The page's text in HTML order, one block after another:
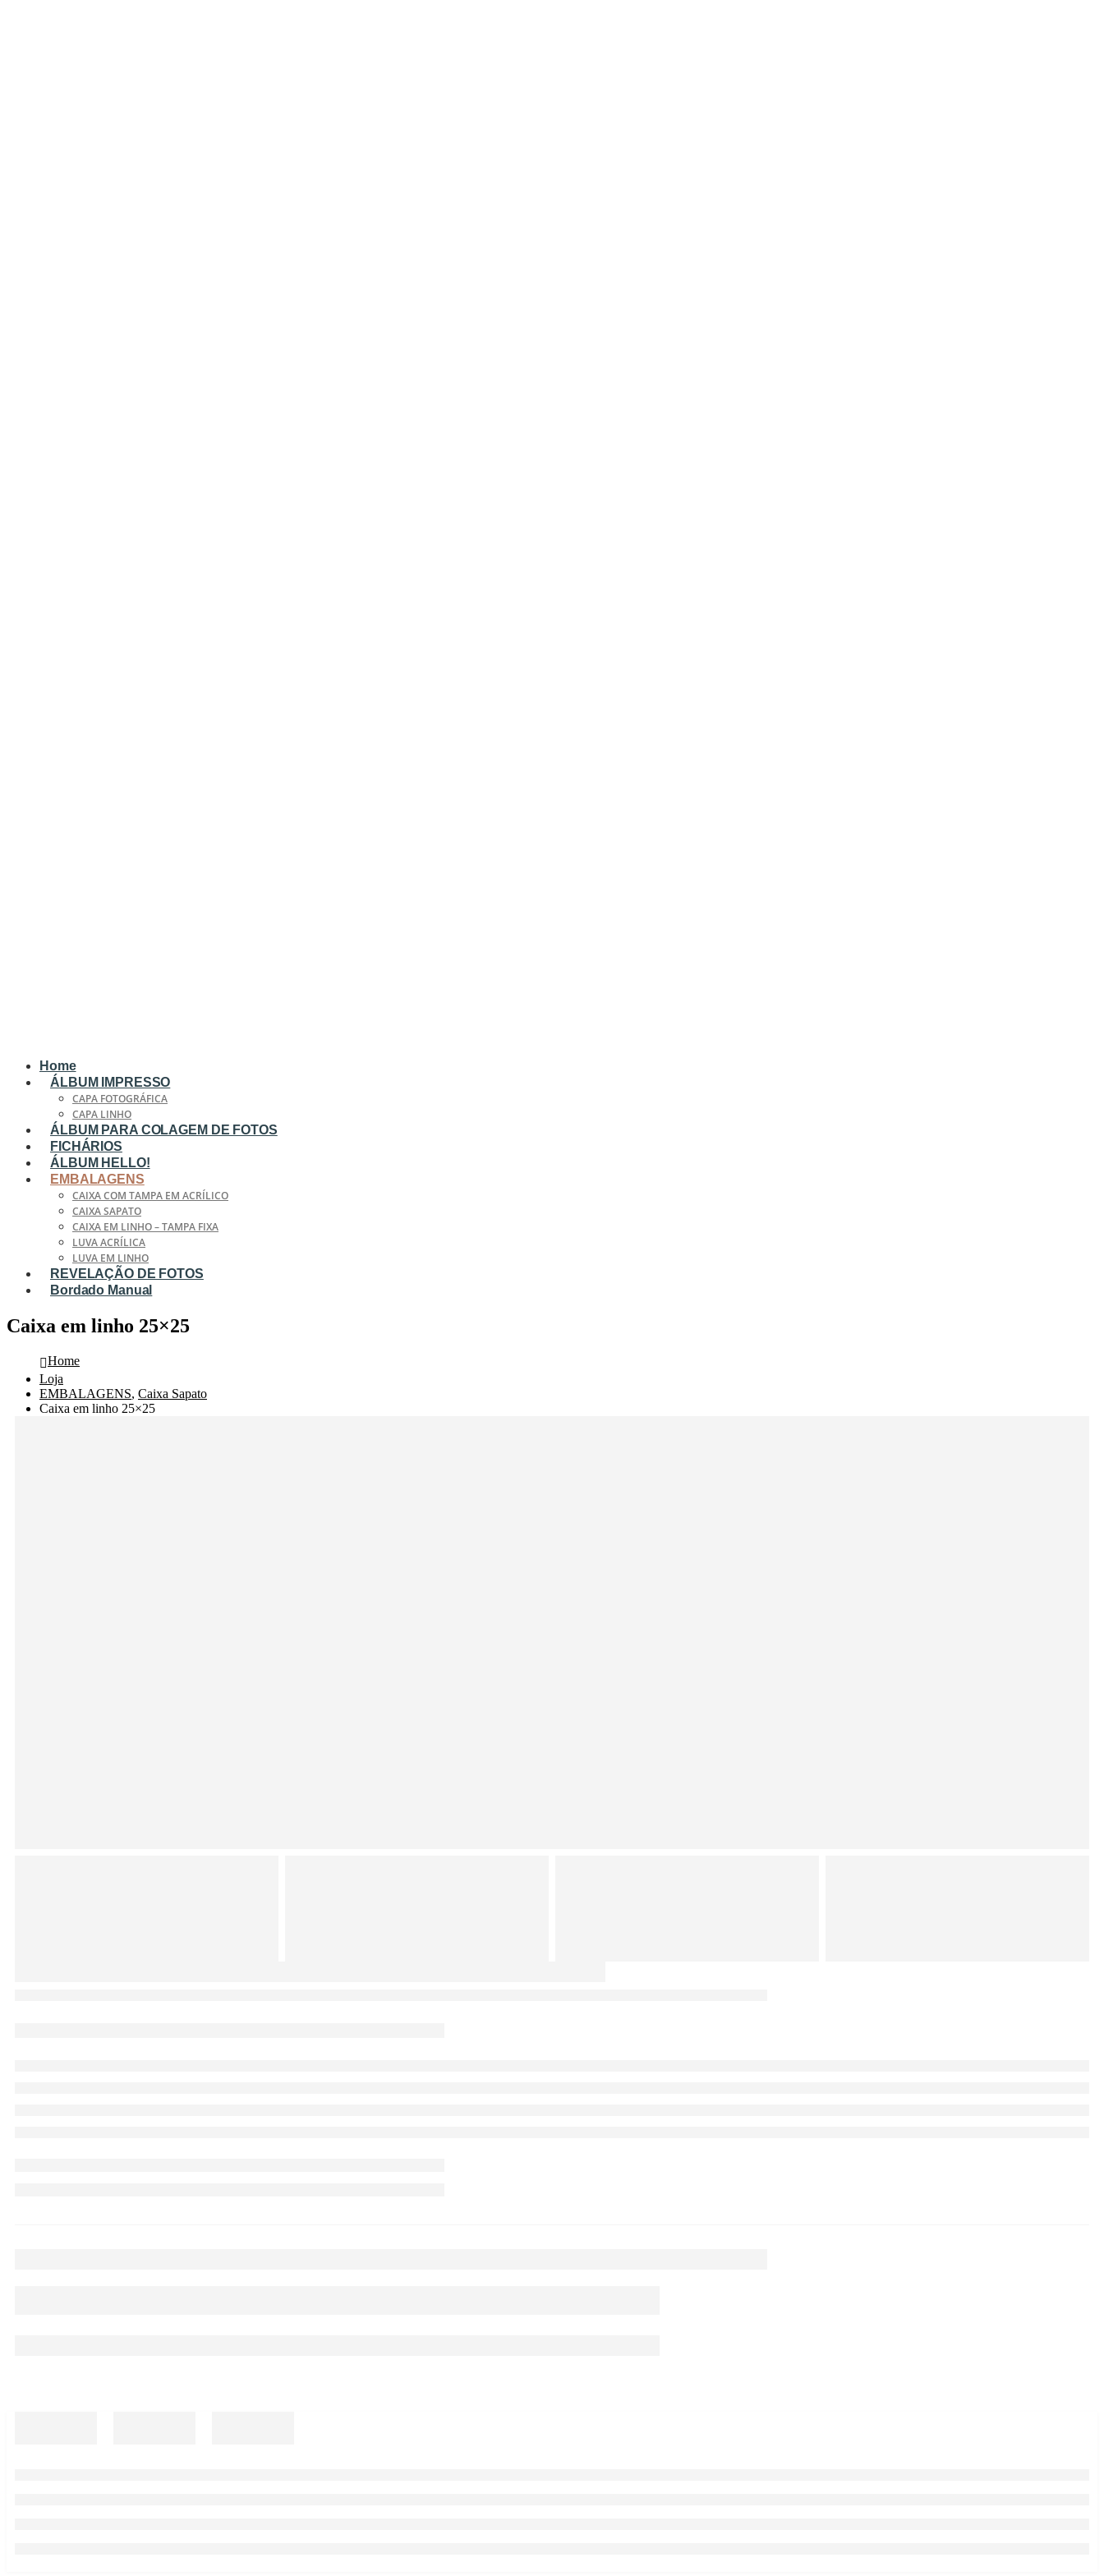
Home
ÁLBUM IMPRESSO
CAPA FOTOGRÁFICA
CAPA LINHO
ÁLBUM PARA COLAGEM DE FOTOS
FICHÁRIOS
ÁLBUM HELLO!
EMBALAGENS
CAIXA COM TAMPA EM ACRÍLICO
CAIXA SAPATO
CAIXA EM LINHO – TAMPA FIXA
LUVA ACRÍLICA
LUVA EM LINHO
REVELAÇÃO DE FOTOS
Bordado Manual
Caixa em linho 25×25
Home
Loja
EMBALAGENS, Caixa Sapato
Caixa em linho 25×25